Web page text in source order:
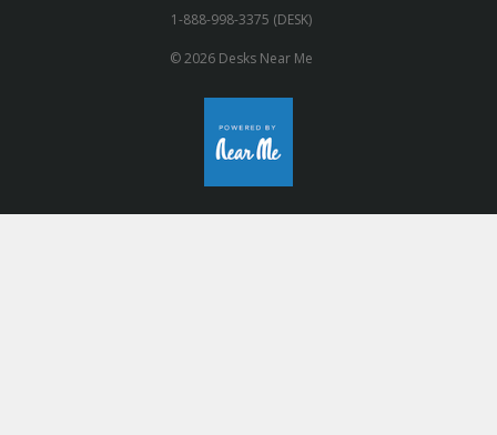
1-888-998-3375 (DESK)
© 2026 Desks Near Me